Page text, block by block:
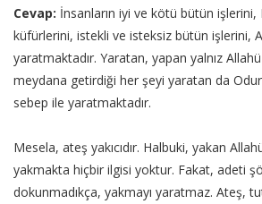
Cevap: İnsanların iyi ve kötü bütün işlerini,
küfürlerini, istekli ve isteksiz bütün işlerini,
yaratmaktadır. Yaratan, yapan yalnız
meydana getirdiği her şeyi yaratan da
sebep ile yaratmaktadır.
Mesela, ateş yakıcıdır. Halbuki, yakan
yakmakta hiçbir ilgisi yoktur. Fakat, adeti
dokunmadıkça, yakmayı yaratmaz. Ateş,